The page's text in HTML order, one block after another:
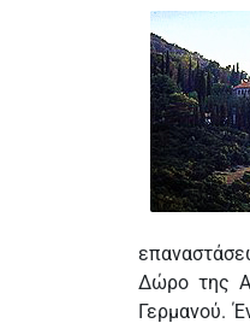
Δώρο της
Γερμανού.